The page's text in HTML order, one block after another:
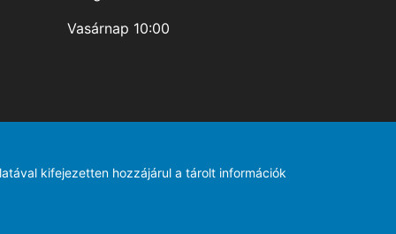
Vasárnap 10:00
kifejezetten hozzájárul a tárolt információk